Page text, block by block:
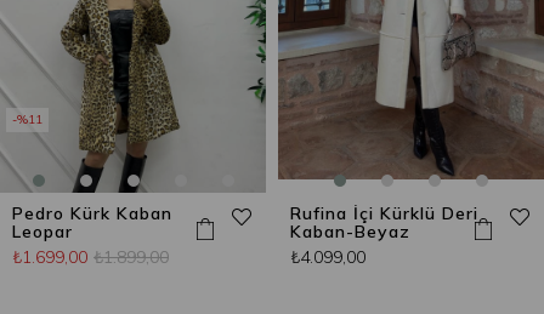
Pedro Kürk Kaban
Leopar
₺1.699,00 ₺1.899,00
%11
Rufina İçi Kürklü Deri
Kaban-Beyaz
₺4.099,00